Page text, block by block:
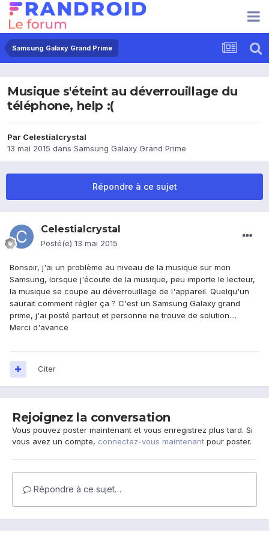
Samsung Galaxy Grand Prime
Musique s'éteint au déverrouillage du
téléphone, help :(
Par Celestialcrystal
13 mai 2015 dans Samsung Galaxy Grand Prime
Répondre à ce sujet
Celestialcrystal
Posté(e) 13 mai 2015
Bonsoir, j'ai un problème au niveau de la musique sur mon
Samsung, lorsque j'écoute de la musique, peu importe le lecteur,
la musique se coupe au déverrouillage de l'appareil. Quelqu'un
saurait comment régler ça ? C'est un Samsung Galaxy grand
prime, j'ai posté partout et personne ne trouve de solution....
Merci d'avance
Citer
Rejoignez la conversation
Vous pouvez poster maintenant et vous enregistrez plus tard. Si
vous avez un compte, connectez-vous maintenant pour poster.
Répondre à ce sujet…